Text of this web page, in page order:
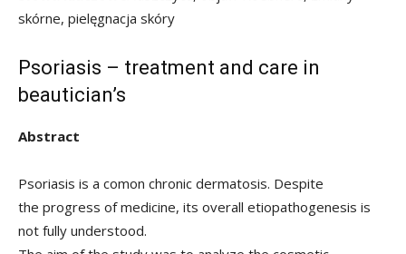
skórne, pielęgnacja skóry
Psoriasis – treatment and care in
beautician’s
Abstract
Psoriasis is a comon chronic dermatosis. Despite
the progress of medicine, its overall etiopathogenesis is
not fully understood.